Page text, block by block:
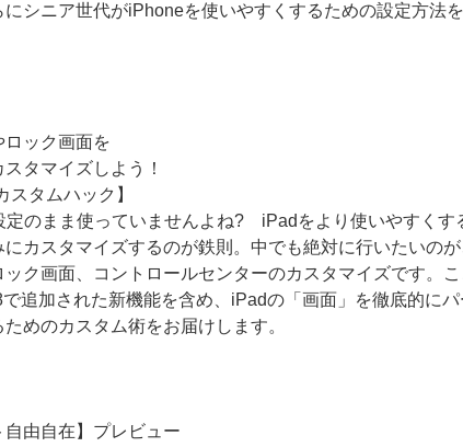
にシニア世代がiPhoneを使いやすくするための設定方法
ロック画面を
タマイズしよう！
スタムハック】
定のまま使っていませんよね? iPadをより使いやすくす
にカスタマイズするのが鉄則。中でも絶対に行いたいの
ック画面、コントロールセンターのカスタマイズです。
追加された新機能を含め、iPadの「画面」を徹底的に
めのカスタム術をお届けします。
自由自在】プレビュー